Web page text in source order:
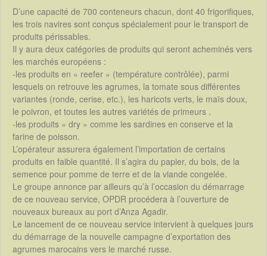
D’une capacité de 700 conteneurs chacun, dont 40 frigorifiques,
les trois navires sont conçus spécialement pour le transport de
produits périssables.
Il y aura deux catégories de produits qui seront acheminés vers
les marchés européens :
-les produits en « reefer » (température contrôlée), parmi
lesquels on retrouve les agrumes, la tomate sous différentes
variantes (ronde, cerise, etc.), les haricots verts, le maïs doux,
le poivron, et toutes les autres variétés de primeurs .
-les produits « dry » comme les sardines en conserve et la
farine de poisson.
L’opérateur assurera également l’importation de certains
produits en faible quantité. Il s’agira du papier, du bois, de la
semence pour pomme de terre et de la viande congelée.
Le groupe annonce par ailleurs qu’à l’occasion du démarrage
de ce nouveau service, OPDR procédera à l’ouverture de
nouveaux bureaux au port d’Anza Agadir.
Le lancement de ce nouveau service intervient à quelques jours
du démarrage de la nouvelle campagne d’exportation des
agrumes marocains vers le marché russe.